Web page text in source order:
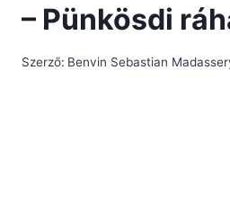
– Pünkösdi
Szerző: Benvin Sebastian